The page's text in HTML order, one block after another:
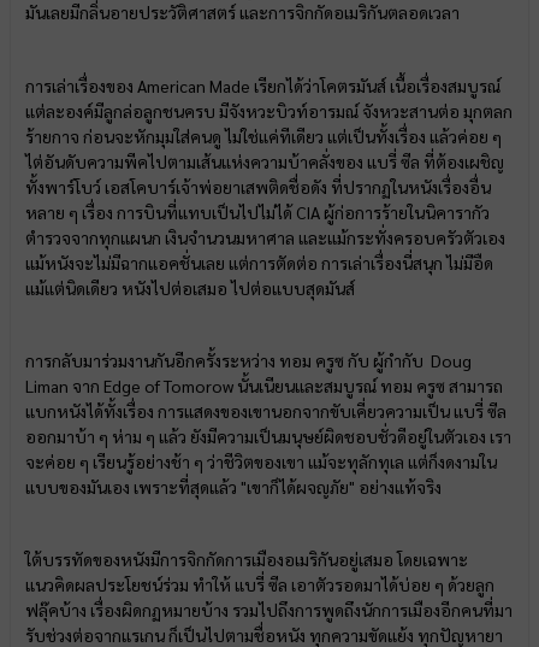
มันเลยมีกลิ่นอายประวัติศาสตร์ และการจิกกัดอเมริกันตลอดเวลา
การเล่าเรื่องของ American Made เรียกได้ว่าโคตรมันส์ เนื้อเรื่องสมบูรณ์
แต่ละองค์มีลูกล่อลูกชนครบ มีจังหวะบิวท์อารมณ์ จังหวะสานต่อ มุกตลก
ร้ายกาจ ก่อนจะหักมุมใส่คนดู ไม่ใช่แค่ทีเดียว แต่เป็นทั้งเรื่อง แล้วค่อย ๆ
ไต่อันดับความพีคไปตามเส้นแห่งความบ้าคลั่งของ แบรี่ ซีล ที่ต้องเผชิญ
ทั้งพาร์โบว์ เอสโคบาร์เจ้าพ่อยาเสพติดชื่อดัง ที่ปรากฏในหนังเรื่องอื่น
หลาย ๆ เรื่อง การบินที่แทบเป็นไปไม่ได้ CIA ผู้ก่อการร้ายในนิคารากัว
ตำรวจจากทุกแผนก เงินจำนวนมหาศาล และแม้กระทั่งครอบครัวตัวเอง
แม้หนังจะไม่มีฉากแอคชั่นเลย แต่การตัดต่อ การเล่าเรื่องนี่สนุก ไม่มีอืด
แม้แต่นิดเดียว หนังไปต่อเสมอ ไปต่อแบบสุดมันส์
การกลับมาร่วมงานกันอีกครั้งระหว่าง ทอม ครูซ กับ ผู้กำกับ Doug
Liman จาก Edge of Tomorow นั้นเนียนและสมบูรณ์ ทอม ครูซ สามารถ
แบกหนังได้ทั้งเรื่อง การแสดงของเขานอกจากขับเคี่ยวความเป็น แบรี่ ซีล
ออกมาบ้า ๆ ห่าม ๆ แล้ว ยังมีความเป็นมนุษย์ผิดชอบชั่วดีอยู่ในตัวเอง เรา
จะค่อย ๆ เรียนรู้อย่างช้า ๆ ว่าชีวิตของเขา แม้จะทุลักทุเล แต่ก็งดงามใน
แบบของมันเอง เพราะที่สุดแล้ว "เขาก็ได้ผจญภัย" อย่างแท้จริง
ใต้บรรทัดของหนังมีการจิกกัดการเมืองอเมริกันอยู่เสมอ โดยเฉพาะ
แนวคิดผลประโยชน์ร่วม ทำให้ แบรี่ ซีล เอาตัวรอดมาได้บ่อย ๆ ด้วยลูก
ฟลุ๊คบ้าง เรื่องผิดกฏหมายบ้าง รวมไปถึงการพูดถึงนักการเมืองอีกคนที่มา
รับช่วงต่อจากแรเกน ก็เป็นไปตามชื่อหนัง ทุกความขัดแย้ง ทุกปัญหายา